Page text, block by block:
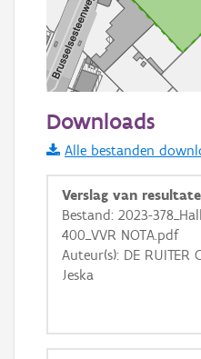
Informatie Vlaanderen
i
+ −
Downloads
Alle bestanden
Verslag van
Bestand: 2023-
400_VVR NOTA.pdf
Auteur(s): DE RUITER
Jeska